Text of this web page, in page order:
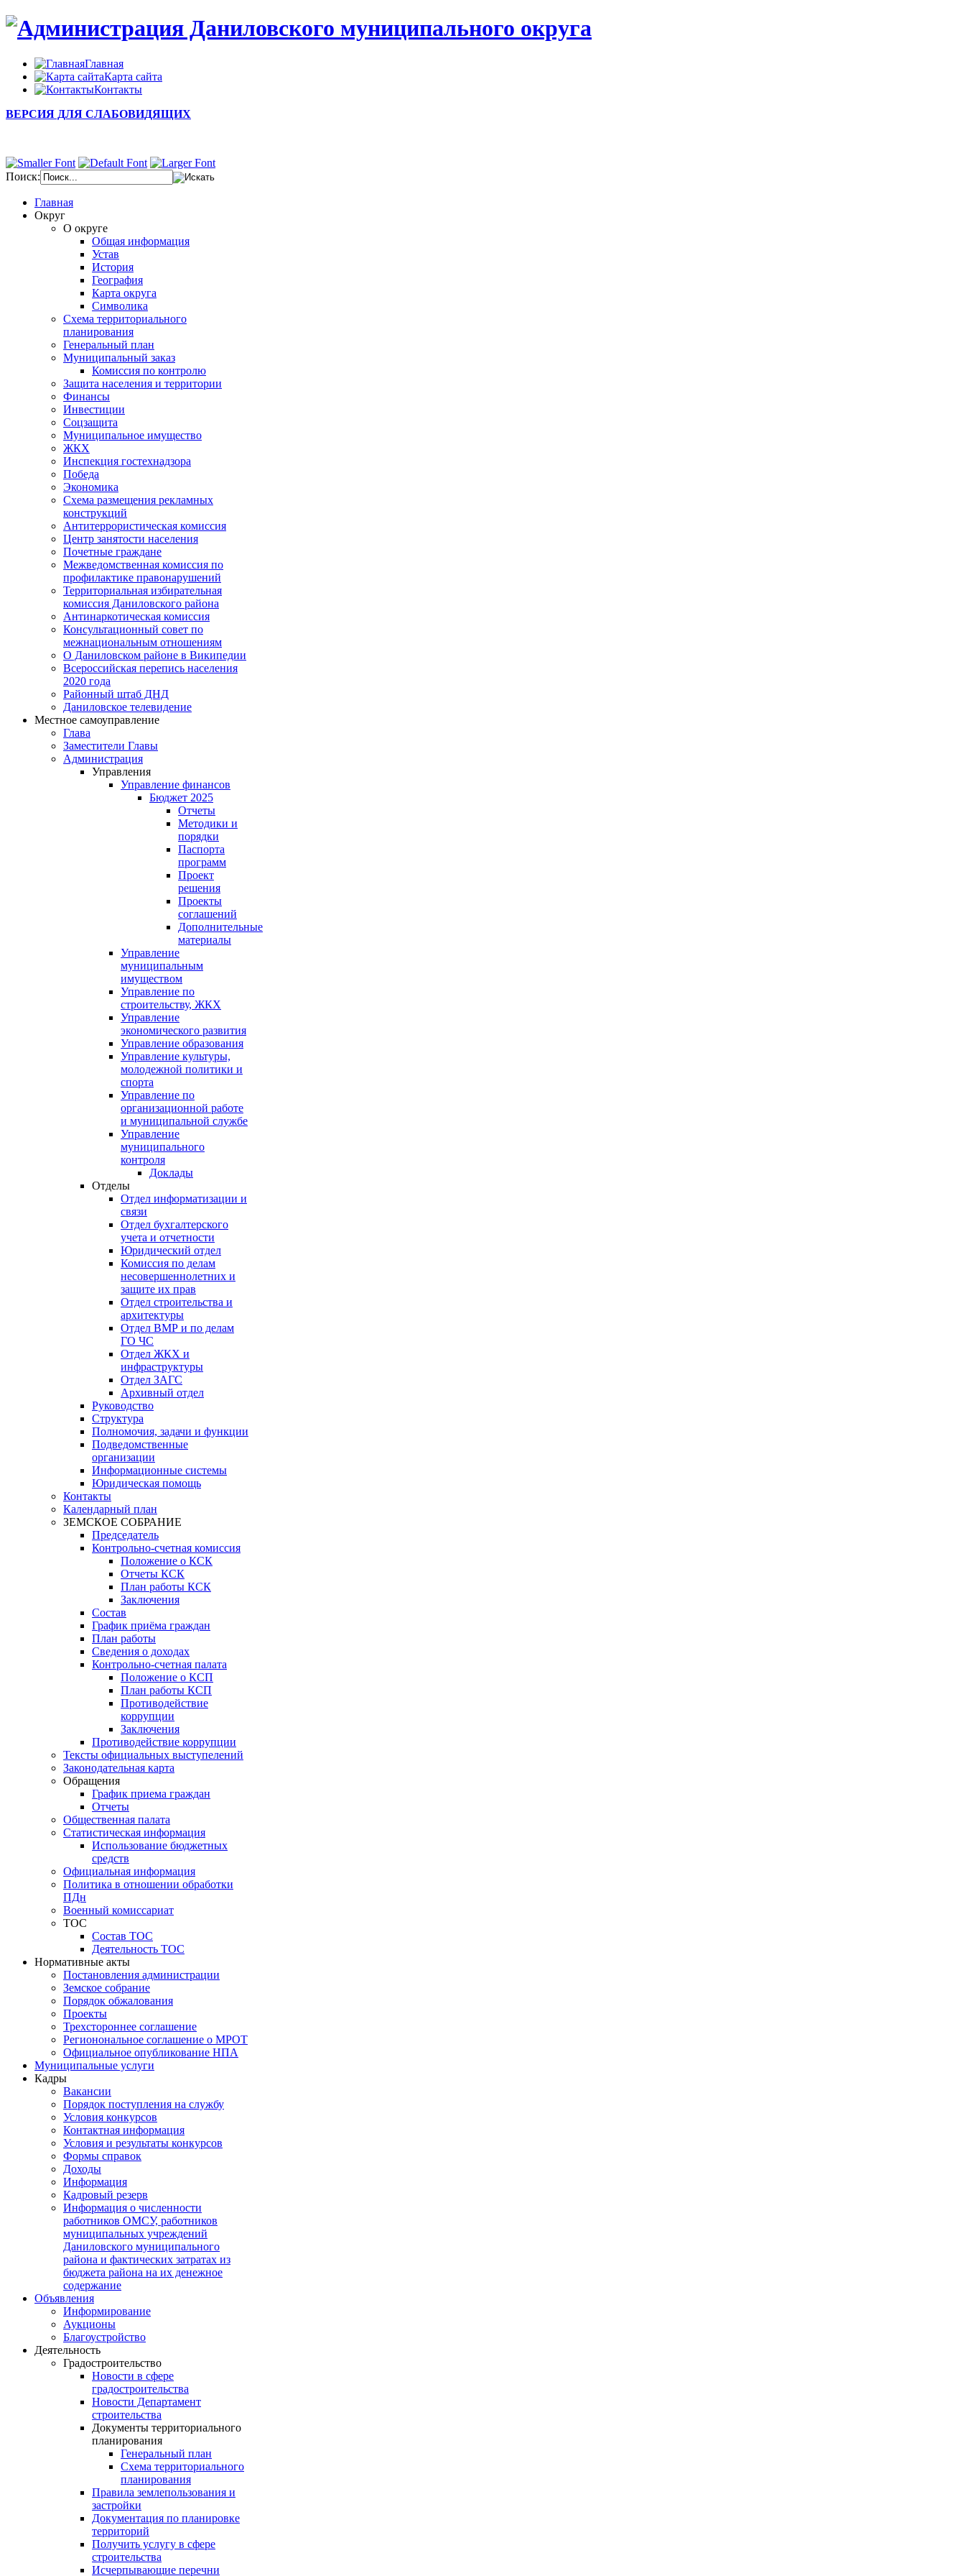
Главная
Карта сайта
Контакты
ВЕРСИЯ ДЛЯ СЛАБОВИДЯЩИХ
Поиск:
Главная
Округ
О округе
Общая информация
Устав
История
География
Карта округа
Символика
Схема территориального
планирования
Генеральный план
Муниципальный заказ
Комиссия по контролю
Защита населения и территории
Финансы
Инвестиции
Соцзащита
Муниципальное имущество
ЖКХ
Инспекция гостехнадзора
Победа
Экономика
Схема размещения рекламных
конструкций
Антитеррористическая комиссия
Центр занятости населения
Почетные граждане
Межведомственная комиссия по
профилактике правонарушений
Территориальная избирательная
комиссия Даниловского района
Антинаркотическая комиссия
Консультационный совет по
межнациональным отношениям
О Даниловском районе в Википедии
Всероссийская перепись населения
2020 года
Районный штаб ДНД
Даниловское телевидение
Местное самоуправление
Глава
Заместители Главы
Администрация
Управления
Управление финансов
Бюджет 2025
Отчеты
Методики и
порядки
Паспорта
программ
Проект
решения
Проекты
соглашений
Дополнительные
материалы
Управление
муниципальным
имуществом
Управление по
строительству, ЖКХ
Управление
экономического развития
Управление образования
Управление культуры,
молодежной политики и
спорта
Управление по
организационной работе
и муниципальной службе
Управление
муниципального
контроля
Доклады
Отделы
Отдел информатизации и
связи
Отдел бухгалтерского
учета и отчетности
Юридический отдел
Комиссия по делам
несовершеннолетних и
защите их прав
Отдел строительства и
архитектуры
Отдел ВМР и по делам
ГО ЧС
Отдел ЖКХ и
инфраструктуры
Отдел ЗАГС
Архивный отдел
Руководство
Структура
Полномочия, задачи и функции
Подведомственные
организации
Информационные системы
Юридическая помощь
Контакты
Календарный план
ЗЕМСКОЕ СОБРАНИЕ
Председатель
Контрольно-счетная комиссия
Положение о КСК
Отчеты КСК
План работы КСК
Заключения
Состав
График приёма граждан
План работы
Сведения о доходах
Контрольно-счетная палата
Положение о КСП
План работы КСП
Противодействие
коррупции
Заключения
Противодействие коррупции
Тексты официальных выступелений
Законодательная карта
Обращения
График приема граждан
Отчеты
Общественная палата
Статистическая информация
Использование бюджетных
средств
Официальная информация
Политика в отношении обработки
ПДн
Военный комиссариат
ТОС
Состав ТОС
Деятельность ТОС
Нормативные акты
Постановления администрации
Земское собрание
Порядок обжалования
Проекты
Трехстороннее соглашение
Регионональное соглашение о МРОТ
Официальное опубликование НПА
Муниципальные услуги
Кадры
Вакансии
Порядок поступления на службу
Условия конкурсов
Контактная информация
Условия и результаты конкурсов
Формы справок
Доходы
Информация
Кадровый резерв
Информация о численности
работников ОМСУ, работников
муниципальных учреждений
Даниловского муниципального
района и фактических затратах из
бюджета района на их денежное
содержание
Объявления
Информирование
Аукционы
Благоустройство
Деятельность
Градостроительство
Новости в сфере
градостроительства
Новости Департамент
строительства
Документы территориального
планирования
Генеральный план
Схема территориального
планирования
Правила землепользования и
застройки
Документация по планировке
территорий
Получить услугу в сфере
строительства
Исчерпывающие перечни